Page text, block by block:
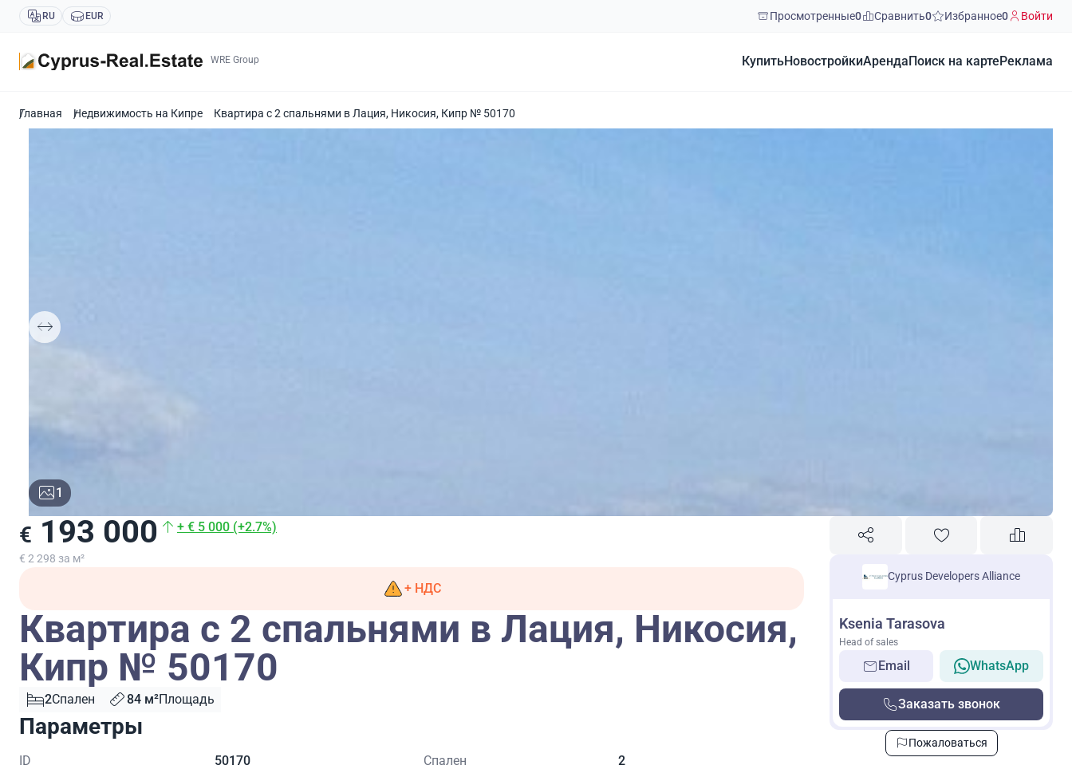
RU EUR Просмотренные0 Сравнить0 Избранное0 Войти
WRE Group КупитьНовостройкиАренда Поиск на карте Реклама
Главная Недвижимость на Кипре Квартира с 2 спальнями в Лация, Никосия, Кипр № 50170
1
€ 193 000 + € 5 000 (+2.7%)
€ 2 298 за м²
+ НДС
Квартира с 2 спальнями в Лация, Никосия,
Кипр № 50170
2Спален 84 м²Площадь
Параметры
ID 50170 Спален 2
Cyprus Developers Alliance
Ksenia Tarasova
Head of sales
Email WhatsApp
Заказать звонок
Пожаловаться